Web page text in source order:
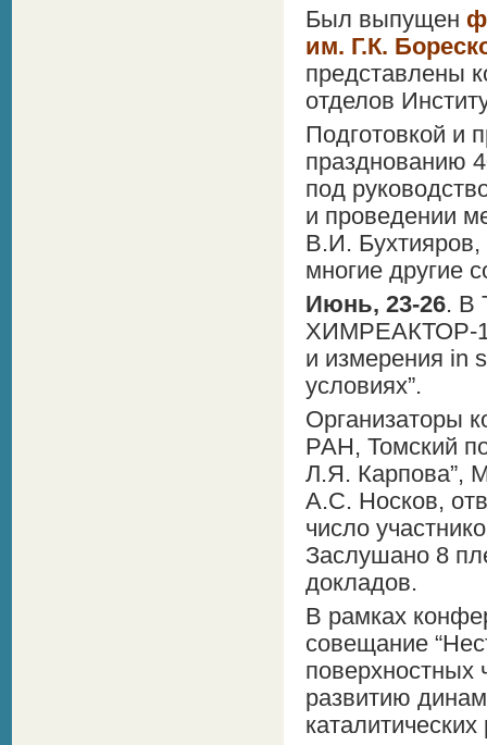
Был выпущен
им. Г.К.
представлены
отделов
Подготовкой и
празднованию
под
и проведении
В.И.
многие другие
Июнь, 23-26. В
ХИМРЕАКТОР-
и измерения in
условиях”.
Организаторы
РАН, Томский
Л.Я. Карпова”,
А.С. Носков,
число
Заслушано 8
докладов.
В рамках
совещание
поверхностных
развитию